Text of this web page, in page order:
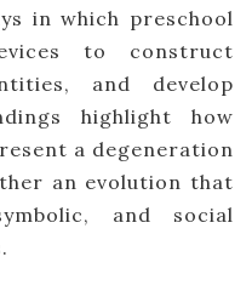
in which preschool
to construct
and develop
highlight how
a degeneration
an evolution that
and social